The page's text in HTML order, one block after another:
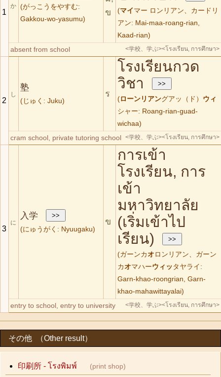
1
か (がっこうをやすむ:
Gakkou-wo-yasumu)
ข
(マイ マー ロンリアン、カードリ
アン: Mai-maa-roang-rian,
Kaad-rian)
absent from school <学校、学ぶ><โรงเรียน, การศึกษา>
2
し
塾
(じゅく: Juku)
ร
โรงเรียนกวด
วิชา
(ローンリアングアッ（ド） ウィ
シャー: Roang-rian-guad-
wichaa)
cram school, private tutoring school <学校、学ぶ><โรงเรียน, การศึกษา>
3
に
入学
(にゅうがく: Nyuugaku)
ข
การเข้า
โรงเรียน, การ
เข้า
มหาวิทยาลัย
(เริ่มเข้าไป
เรียน)
(ガーンカオ ロンリアン、ガーン
カオマハーウィッ タヤライ:
Garn-khao-roongrian, Garn-
khao-mahawittayalai)
entry to school, entry to university <学校、学ぶ><โรงเรียน, การศึกษา>
その他 （Other result）
印刷所 - โรงพิมพ์ (print shop)